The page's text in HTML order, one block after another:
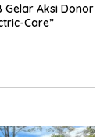
Gelar Aksi Donor
Care”